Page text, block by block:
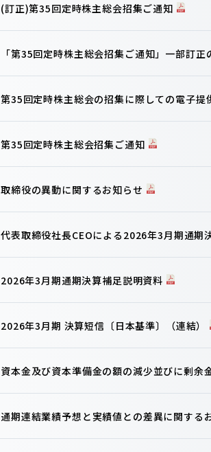
(訂正)第35回定時株主総会招集ご通知
「第35回定時株主総会招集ご通知」一部訂正
第35回定時株主総会の招集に際しての電子提
第35回定時株主総会招集ご通知
取締役の異動に関するお知らせ
代表取締役社長CEOによる2026年3月期通期
2026年3月期通期決算補足説明資料
2026年3月期 決算短信〔日本基準〕（連結）
資本金及び資本準備金の額の減少並びに剰余
通期連結業績予想と実績値との差異に関する